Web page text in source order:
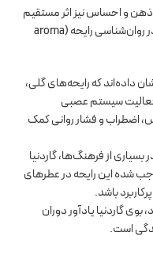
ذهن و احساس نیز اثر مستقیم
دارند. رایحه گاردنیا یکی از آن نت‌هایی‌ست که در روان‌شناسی رایحه (aroma
داده‌اند که رایحه‌های گلی،
فعالیت سیستم عصبی
اضطراب و فشار روانی کمک
بسیاری از فرهنگ‌ها، گاردنیا
شده این رایحه در عطرهای
باشد.
بوی گاردنیا یادآور دوران
است.